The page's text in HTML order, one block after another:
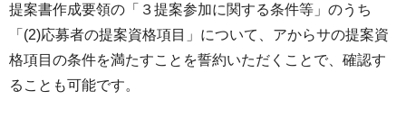
提案書作成要領の「３提案参加に関する条件等」のうち
「(2)応募者の提案資格項目」について、アからサの提案資
格項目の条件を満たすことを誓約いただくことで、確認す
ることも可能です。